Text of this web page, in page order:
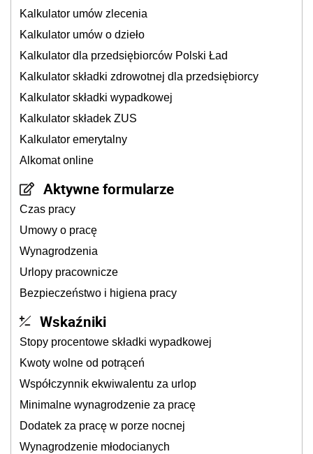
Kalkulator umów zlecenia
Kalkulator umów o dzieło
Kalkulator dla przedsiębiorców Polski Ład
Kalkulator składki zdrowotnej dla przedsiębiorcy
Kalkulator składki wypadkowej
Kalkulator składek ZUS
Kalkulator emerytalny
Alkomat online
Aktywne formularze
Czas pracy
Umowy o pracę
Wynagrodzenia
Urlopy pracownicze
Bezpieczeństwo i higiena pracy
Wskaźniki
Stopy procentowe składki wypadkowej
Kwoty wolne od potrąceń
Współczynnik ekwiwalentu za urlop
Minimalne wynagrodzenie za pracę
Dodatek za pracę w porze nocnej
Wynagrodzenie młodocianych